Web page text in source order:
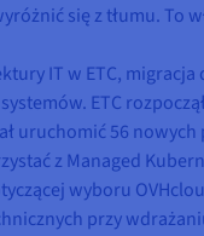
się z tłumu. To
IT w ETC,
ETC
uruchomić 56
z Managed
wyboru
przy